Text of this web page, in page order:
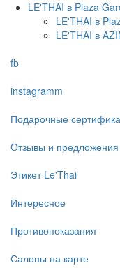
LE'THAI в Plaza
LE'THAI в
LE'THAI в
fb
instagramm
Подарочные
Отзывы и предложения
Этикет Le'Thai
Интересное
Противопоказания
Салоны на карте